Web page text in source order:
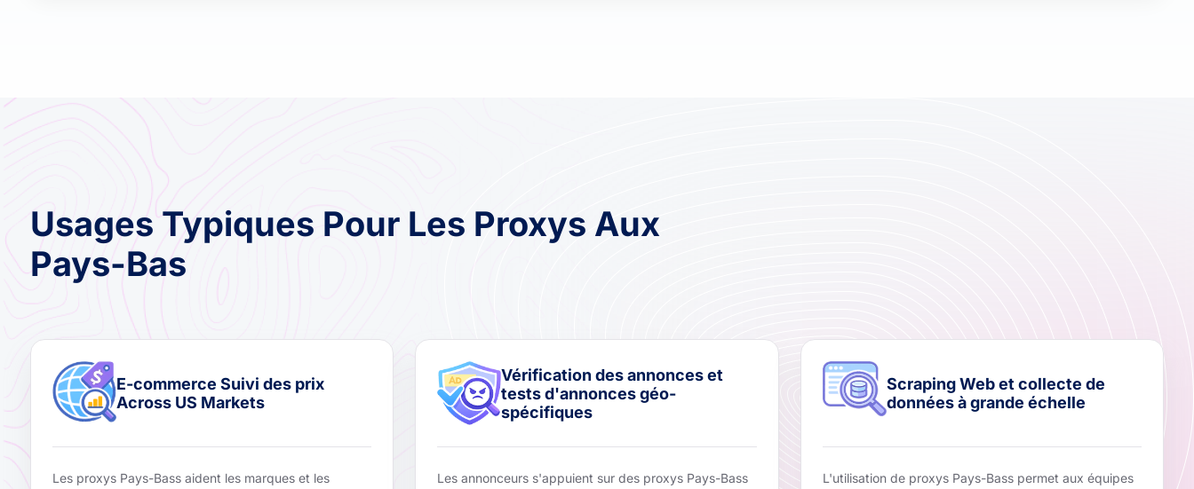
Usages Typiques Pour Les Proxys Aux
Pays-Bas
E-commerce Suivi des prix
Across US Markets
Les proxys Pays-Bass aident les marques et les
Vérification des annonces et
tests d'annonces géo-
spécifiques
Les annonceurs s'appuient sur des proxys Pays-Bass
Scraping Web et collecte de
données à grande échelle
L'utilisation de proxys Pays-Bass permet aux équipes